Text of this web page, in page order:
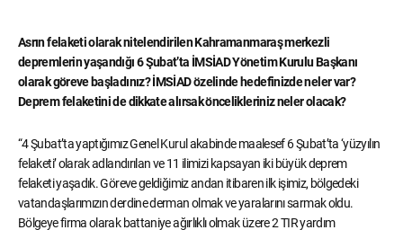
Asrın felaketi olarak nitelendirilen Kahramanmaraş merkezli
depremlerin yaşandığı 6 Şubat’ta İMSİAD Yönetim Kurulu Başkanı
olarak göreve başladınız? İMSİAD özelinde hedefinizde neler var?
Deprem felaketini de dikkate alırsak öncelikleriniz neler olacak?
“4 Şubat’ta yaptığımız Genel Kurul akabinde maalesef 6 Şubat’ta ‘yüzyılın
felaketi’ olarak adlandırılan ve 11 ilimizi kapsayan iki büyük deprem
felaketi yaşadık. Göreve geldiğimiz andan itibaren ilk işimiz, bölgedeki
vatandaşlarımızın derdine derman olmak ve yaralarını sarmak oldu.
Bölgeye firma olarak battaniye ağırlıklı olmak üzere 2 TIR yardım